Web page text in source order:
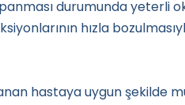
durumunda yeterli
hızla
hastaya uygun şekilde